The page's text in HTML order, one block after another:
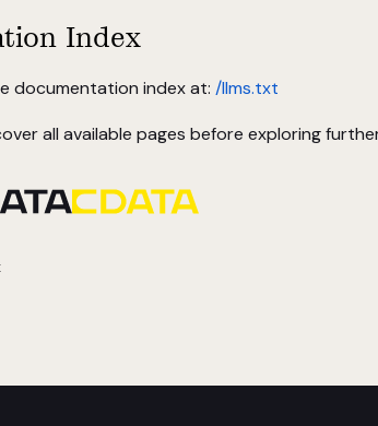
Index
documentation index at: /llms.txt
all available pages before exploring